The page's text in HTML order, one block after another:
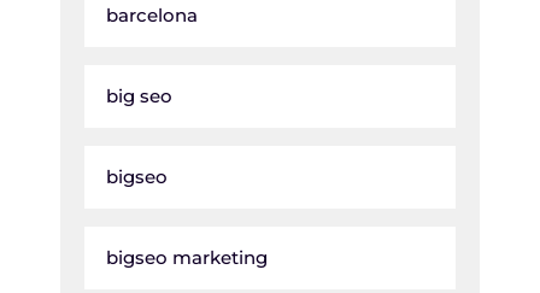
barcelona
big seo
bigseo
bigseo marketing